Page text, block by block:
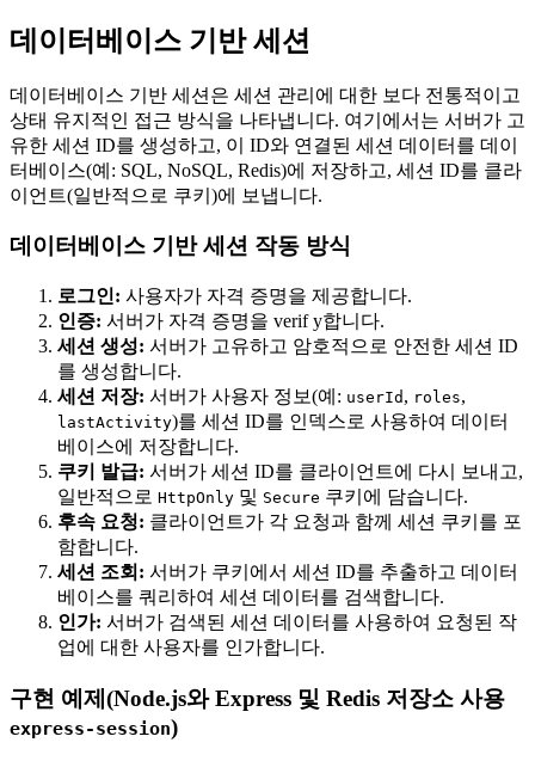
데이터베이스 기반 세션
데이터베이스 기반 세션은 세션 관리에 대한 보다 전통적이고
상태 유지적인 접근 방식을 나타냅니다. 여기에서는 서버가 고
유한 세션 ID를 생성하고, 이 ID와 연결된 세션 데이터를 데이
터베이스(예: SQL, NoSQL, Redis)에 저장하고, 세션 ID를 클라
이언트(일반적으로 쿠키)에 보냅니다.
데이터베이스 기반 세션 작동 방식
로그인: 사용자가 자격 증명을 제공합니다.
인증: 서버가 자격 증명을 verif y합니다.
세션 생성: 서버가 고유하고 암호적으로 안전한 세션 ID
를 생성합니다.
세션 저장: 서버가 사용자 정보(예: userId , roles,
lastActivity)를 세션 ID를 인덱스로 사용하여 데이터
베이스에 저장합니다.
쿠키 발급: 서버가 세션 ID를 클라이언트에 다시 보내고,
일반적으로 HttpOnly 및 Secure 쿠키에 담습니다.
후속 요청: 클라이언트가 각 요청과 함께 세션 쿠키를 포
함합니다.
세션 조회: 서버가 쿠키에서 세션 ID를 추출하고 데이터
베이스를 쿼리하여 세션 데이터를 검색합니다.
인가: 서버가 검색된 세션 데이터를 사용하여 요청된 작
업에 대한 사용자를 인가합니다.
구현 예제(Node.js와 Express 및 Redis 저장소 사용
express-session)